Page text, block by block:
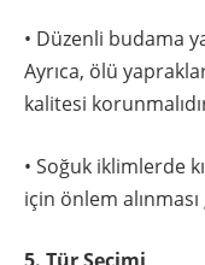
• Düzenli budama
Ayrıca, ölü
kalitesi
• Soğuk iklimlerde
için önlem